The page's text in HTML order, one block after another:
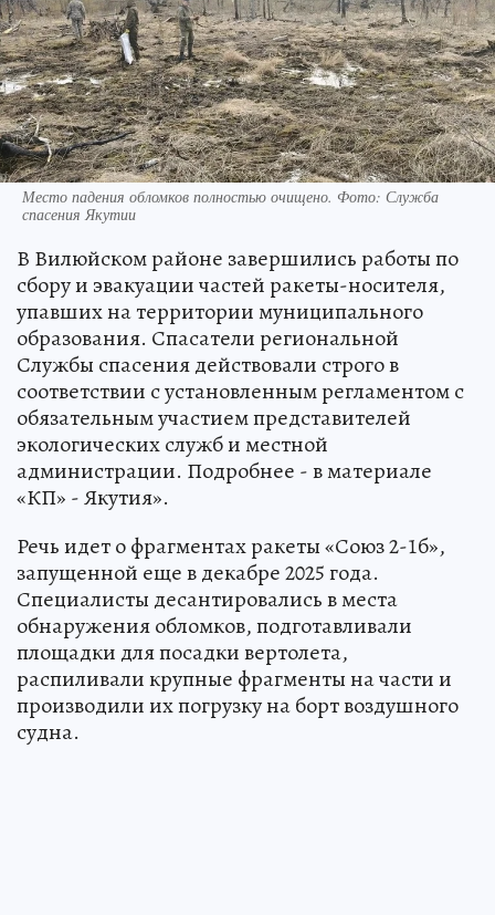
Место падения обломков полностью очищено. Фото: Служба
спасения Якутии
В Вилюйском районе завершились работы по
сбору и эвакуации частей ракеты-носителя,
упавших на территории муниципального
образования. Спасатели региональной
Службы спасения действовали строго в
соответствии с установленным регламентом с
обязательным участием представителей
экологических служб и местной
администрации. Подробнее - в материале
«КП» - Якутия».
Речь идет о фрагментах ракеты «Союз 2-1б»,
запущенной еще в декабре 2025 года.
Специалисты десантировались в места
обнаружения обломков, подготавливали
площадки для посадки вертолета,
распиливали крупные фрагменты на части и
производили их погрузку на борт воздушного
судна.